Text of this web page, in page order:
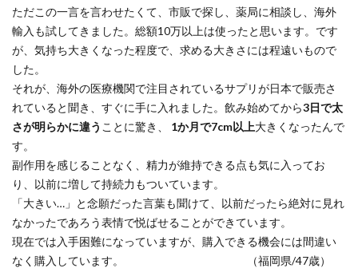
ただこの一言を言わせたくて、市販で探し、薬局に相談し、海外
輸入も試してきました。総額10万以上は使ったと思います。です
が、気持ち大きくなった程度で、求める大きさには程遠いもので
した。
それが、海外の医療機関で注目されているサプリが日本で販売さ
れていると聞き、すぐに手に入れました。飲み始めてから3日で太
さが明らかに違う ことに驚き、 1か月で7cm以上大きくなったんで
す。
副作用を感じることなく、精力が維持できる点も気に入ってお
り、以前に増して持続力もついています。
「大きい…」と念願だった言葉も聞けて、以前だったら絶対に見れ
なかったであろう表情で悦ばせることができています。
現在では入手困難になっていますが、購入できる機会には間違い
なく購入しています。 （福岡県/47歳）